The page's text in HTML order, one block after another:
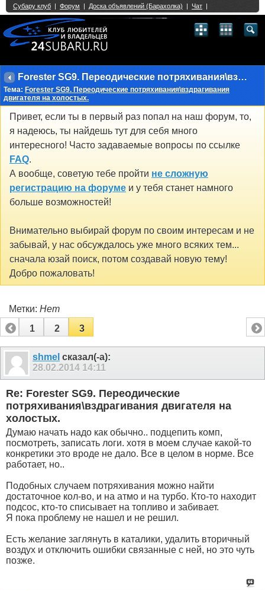
Forester SG9. Переодические потряхивания\вздрагивания двигателя на холостых.
Тема: Forester SG9. Переодические потряхивания\вздрагивания
двигателя на холостых.
Привет, если ты в первый раз попал на наш форум, то,
я надеюсь, ты найдешь тут для себя много
интересного! Часто задаваемые вопросы по ссылке
FAQ.
А вообще, советую тебе пройти не сложную
регистрацию на форуме и у тебя станет намного
больше возможностей!
Внимательно выбирай форум по своим интересам и не
забывай, у нас обсуждалось уже много всяких тем...
сначала юзай поиск, потом создавай новую тему!
Добро пожаловать!
Метки: Нет
1
2 3
shmel сказал(-а):
28.02.2014 14:11
Re: Forester SG9. Переодические
потряхивания\вздрагивания двигателя на
холостых.
Думаю начать надо как обычно.. подцепить комп,
посмотреть, записать логи. хотя в моем случае какой-то
конкретики это вроде не дало. Все в целом в норме. Все
работает, но..
Подобных случаем потряхивания можно найти
достаточное кол-во, и на атмо и на турбо. Кто-то находит
подсос, кто-то списывает на топливо и забивает.
Я пока проблему не нашел и не решил.
Есть желание заглянуть в каталики, удалить вторичный
воздух и отключить ошибки связанные с ней, но это чуть
позже.
Single Sign On provided byvBSSO
2 3 4 5 6 7 8 9 10 11 12 13 21 22 23 24 25 26
27 28 29 30 31 32 33 40 41 42 43